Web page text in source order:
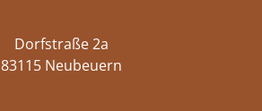
Dorfstraße 2a
83115 Neubeuern